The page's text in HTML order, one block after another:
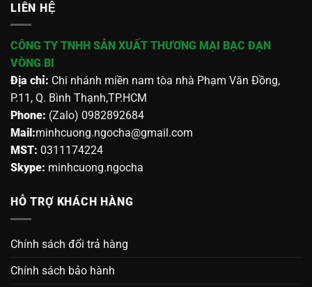
LIÊN HỆ
CÔNG TY TNHH SẢN XUẤT THƯƠNG MẠI BẠC ĐẠN
VÒNG BI
Địa chỉ: Chi nhánh miền nam tòa nhà Phạm Văn Đồng,
P.11, Q. Bình Thạnh,TP.HCM
Phone: (Zalo) 0982892684
Mail:minhcuong.ngocha@gmail.com
MST: 0311174224
Skype: minhcuong.ngocha
HỖ TRỢ KHÁCH HÀNG
Chính sách đổi trả hàng
Chính sách bảo hành